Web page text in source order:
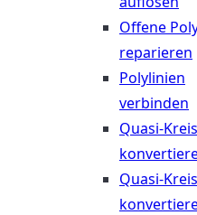
Offene
reparieren
Polylinien
verbinden
Quasi-
Quasi-